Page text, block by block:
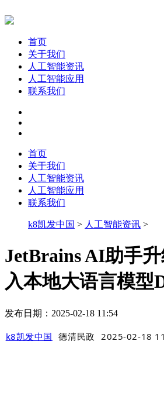
首页
关于我们
人工智能资讯
人工智能应用
联系我们
首页
关于我们
人工智能资讯
人工智能应用
联系我们
k8凯发中国 > 人工智能资讯 >
JetBrains AI助手
入本地大语言模型
发布日期：2025-02-18 11:54
k8凯发中国 德清民政 2025-02-18